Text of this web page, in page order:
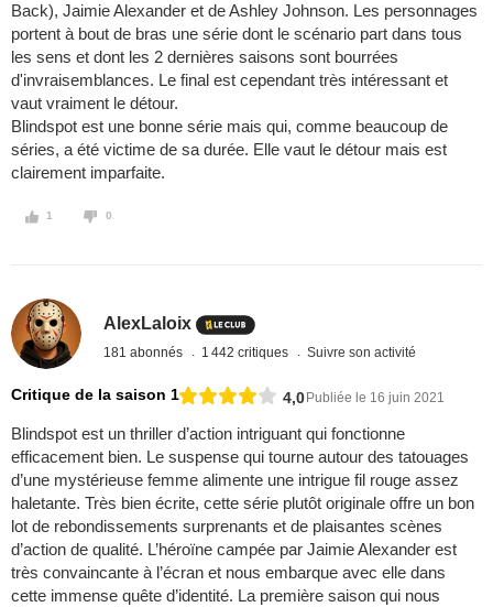
Back), Jaimie Alexander et de Ashley Johnson. Les personnages
portent à bout de bras une série dont le scénario part dans tous
les sens et dont les 2 dernières saisons sont bourrées
d'invraisemblances. Le final est cependant très intéressant et
vaut vraiment le détour.
Blindspot est une bonne série mais qui, comme beaucoup de
séries, a été victime de sa durée. Elle vaut le détour mais est
clairement imparfaite.
1 0
AlexLaloix
181 abonnés 1 442 critiques Suivre son activité
Critique de la saison 1 4,0Publiée le 16 juin 2021
Blindspot est un thriller d’action intriguant qui fonctionne
efficacement bien. Le suspense qui tourne autour des tatouages
d’une mystérieuse femme alimente une intrigue fil rouge assez
haletante. Très bien écrite, cette série plutôt originale offre un bon
lot de rebondissements surprenants et de plaisantes scènes
d’action de qualité. L’héroïne campée par Jaimie Alexander est
très convaincante à l’écran et nous embarque avec elle dans
cette immense quête d’identité. La première saison qui nous